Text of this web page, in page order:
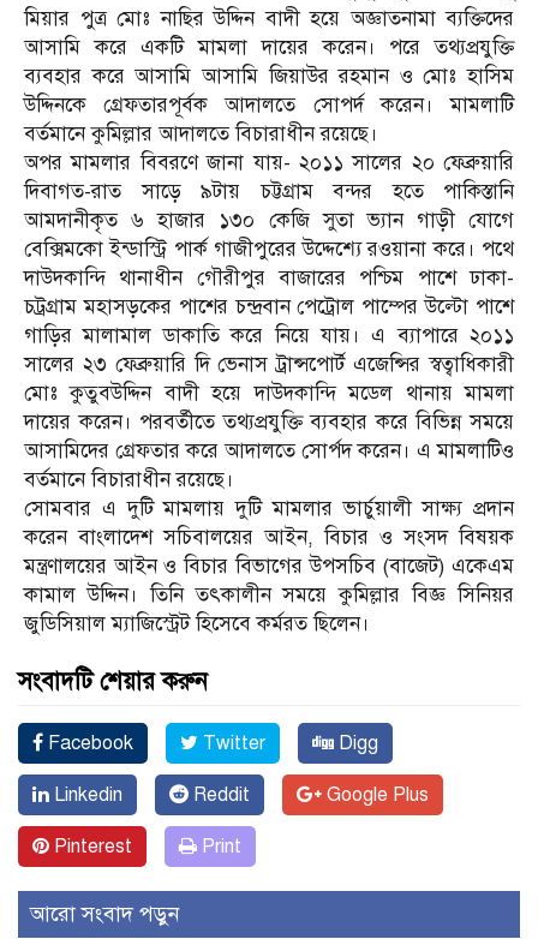
মিয়ার পুত্র মোঃ নাছির উদ্দিন বাদী হয়ে অজ্ঞাতনামা ব্যক্তিদের
আসামি করে একটি মামলা দায়ের করেন। পরে তথ্যপ্রযুক্তি
ব্যবহার করে আসামি আসামি জিয়াউর রহমান ও মোঃ হাসিম
উদ্দিনকে গ্রেফতারপূর্বক আদালতে সোপর্দ করেন। মামলাটি
বর্তমানে কুমিল্লার আদালতে বিচারাধীন রয়েছে।
অপর মামলার বিবরণে জানা যায়- ২০১১ সালের ২০ ফেব্রুয়ারি
দিবাগত-রাত সাড়ে ৯টায় চট্টগ্রাম বন্দর হতে পাকিস্তানি
আমদানীকৃত ৬ হাজার ১৩০ কেজি সুতা ভ্যান গাড়ী যোগে
বেক্সিমকো ইন্ডাস্ট্রি পার্ক গাজীপুরের উদ্দেশ্যে রওয়ানা করে। পথে
দাউদকান্দি থানাধীন গৌরীপুর বাজারের পশ্চিম পাশে ঢাকা-
চট্রগ্রাম মহাসড়কের পাশের চন্দ্রবান পেট্রোল পাম্পের উল্টো পাশে
গাড়ির মালামাল ডাকাতি করে নিয়ে যায়। এ ব্যাপারে ২০১১
সালের ২৩ ফেব্রুয়ারি দি ভেনাস ট্রান্সপোর্ট এজেন্সির স্বত্বাধিকারী
মোঃ কুতুবউদ্দিন বাদী হয়ে দাউদকান্দি মডেল থানায় মামলা
দায়ের করেন। পরবর্তীতে তথ্যপ্রযুক্তি ব্যবহার করে বিভিন্ন সময়ে
আসামিদের গ্রেফতার করে আদালতে সোর্পদ করেন। এ মামলাটিও
বর্তমানে বিচারাধীন রয়েছে।
সোমবার এ দুটি মামলায় দুটি মামলার ভার্চুয়ালী সাক্ষ্য প্রদান
করেন বাংলাদেশ সচিবালয়ের আইন, বিচার ও সংসদ বিষয়ক
মন্ত্রণালয়ের আইন ও বিচার বিভাগের উপসচিব (বাজেট) একেএম
কামাল উদ্দিন। তিনি তৎকালীন সময়ে কুমিল্লার বিজ্ঞ সিনিয়র
জুডিসিয়াল ম্যাজিস্ট্রেট হিসেবে কর্মরত ছিলেন।
সংবাদটি শেয়ার করুন
Facebook Twitter Digg
Linkedin Reddit Google Plus
Pinterest Print
আরো সংবাদ পড়ুন